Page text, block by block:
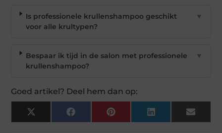
Is professionele krullenshampoo geschikt
voor alle krultypen?
▼
Bespaar ik tijd in de salon met professionele
krullenshampoo?
▼
Goed artikel? Deel hem dan op:
X
(Twitter)
Facebook Pinterest LinkedIn Email